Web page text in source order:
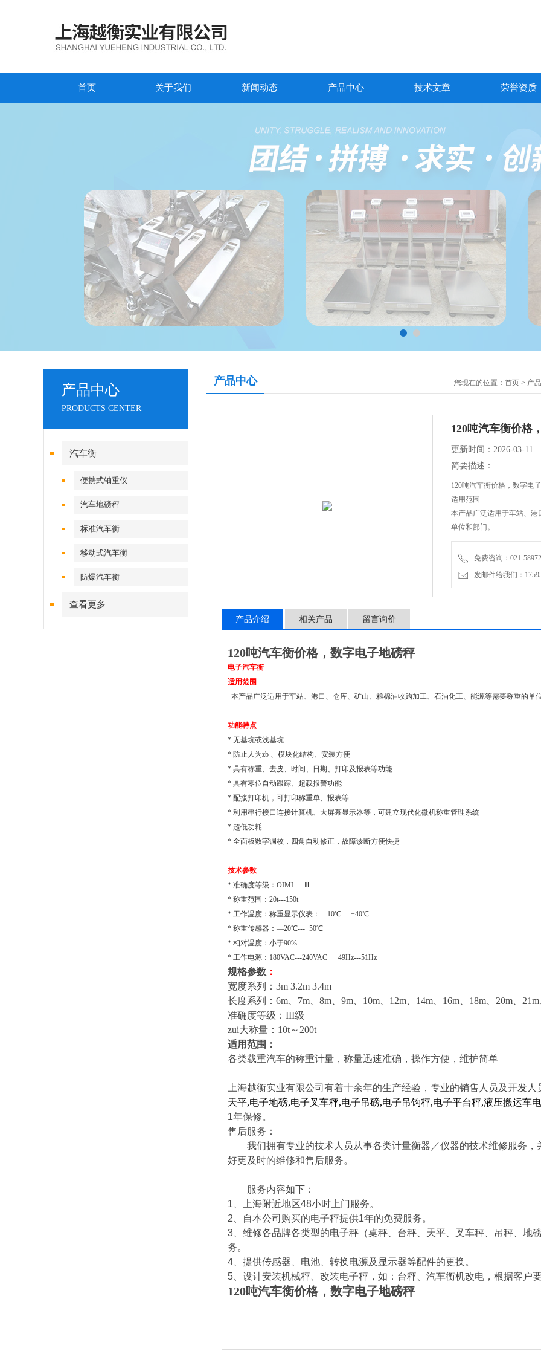
首页 关于我们 新闻动态 产品中心 技术文章 荣誉资质
产品中心
PRODUCTS CENTER
汽车衡
便携式轴重仪
汽车地磅秤
标准汽车衡
移动式汽车衡
防爆汽车衡
查看更多
产品中心 您现在的位置： 首页 > 产
120吨汽车衡价格
更新时间：2026-03-11
简要描述：
120吨汽车衡价格，数字电
适用范围
本产品广泛适用于车站、
单位和部门。
免费咨询：021-
发邮件给我们：
产品介绍 相关产品 留言询价
120吨汽车衡价格，数字电子地磅秤
电子汽车衡
适用范围
本产品广泛适用于车站、港口、仓库、矿山、粮棉油收购加工、石油化工、能源等需要称重的单
功能特点
* 无基坑或浅基坑
* 防止人为zb 、模块化结构、安装方便
* 具有称重、去皮、时间、日期、打印及报表等功能
* 具有零位自动跟踪、超载报警功能
* 配接打印机，可打印称重单、报表等
* 利用串行接口连接计算机、大屏幕显示器等，可建立现代化微机称重管理系统
* 超低功耗
* 全面板数字调校，四角自动修正，故障诊断方便快捷
技术参数
* 准确度等级：OIML Ⅲ
* 称重范围：20t---150t
* 工作温度：称重显示仪表：—10℃----+40℃
* 称重传感器：—20℃---+50℃
* 相对温度：小于90%
* 工作电源：180VAC---240VAC 49Hz---51Hz
规格参数 ：
宽度系列：3m 3.2m 3.4m
长度系列：6m、7m、8m、9m、10m、12m、14m、16m、18m、20m、
准确度等级：III级
zui大称量：10t～200t
适用范围：
各类载重汽车的称重计量，称量迅速准确，操作方便，维护简单
上海越衡实业有限公司有着十余年的生产经验，专业的销售人员及开发
天平,电子地磅,电子叉车秤,电子吊磅,电子吊钩秤,电子平台秤,液压搬运车
1年保修。
售后服务：
我们拥有专业的技术人员从事各类计量衡器／仪器的技术维修服务，
好更及时的维修和售后服务。
服务内容如下：
1 、上海附近地区48小时上门服务。
2 、自本公司购买的电子秤提供1年的免费服务。
3 、维修各品牌各类型的电子秤（桌秤、台秤、天平、叉车秤、吊秤、
务。
4 、提供传感器、电池、转换电源及显示器等配件的更换。
5 、设计安装机械秤、改装电子秤，如：台秤、汽车衡机改电，根据客户
120吨汽车衡价格，数字电子地磅秤